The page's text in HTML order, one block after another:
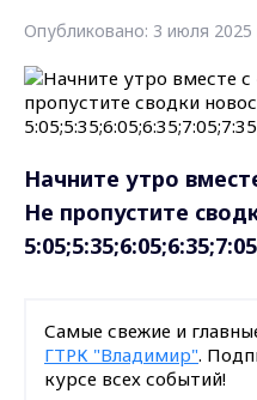
Опубликовано: 3 июля 2025
Начните утро
Не пропустите
Самые свежие и
ГТРК "Владимир".
курсе всех событий!